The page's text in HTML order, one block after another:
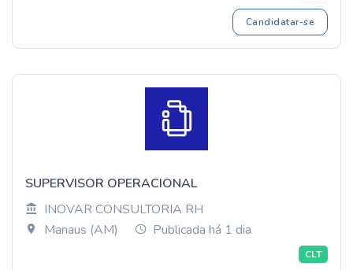
Candidatar-se
SUPERVISOR OPERACIONAL
INOVAR CONSULTORIA RH
Manaus (AM)
Publicada há 1 dia
CLT